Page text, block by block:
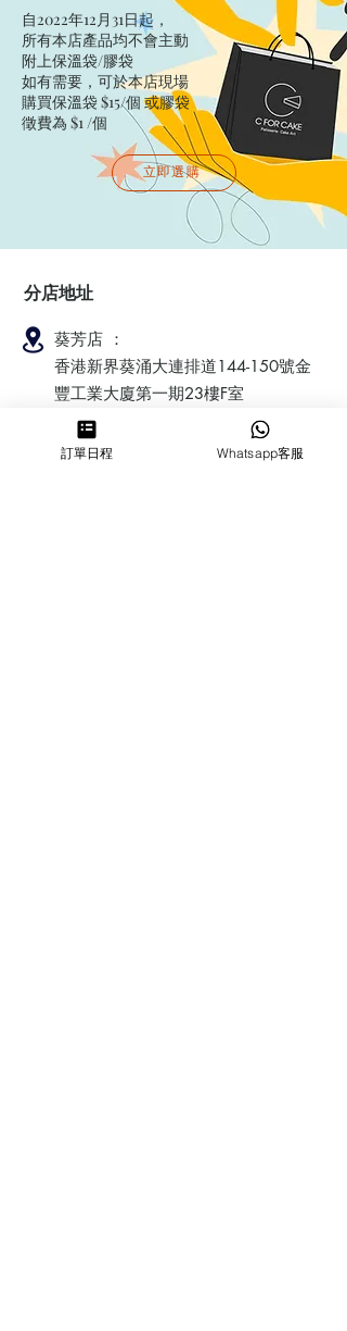
自2022年12月31日起，
所有本店產品均不會主動
附上保溫袋/膠袋​
如有需要，可於本店現場
購買保溫袋 $15/個​ 或膠袋
徵費為 $1 /個
立即選購
分店地址
葵芳店 ：
香港新界葵涌大連排道144-150號金
豐工業大廈第一期23樓F室
鰂魚涌店：暫時停業
訂單日程 Whatsapp客服